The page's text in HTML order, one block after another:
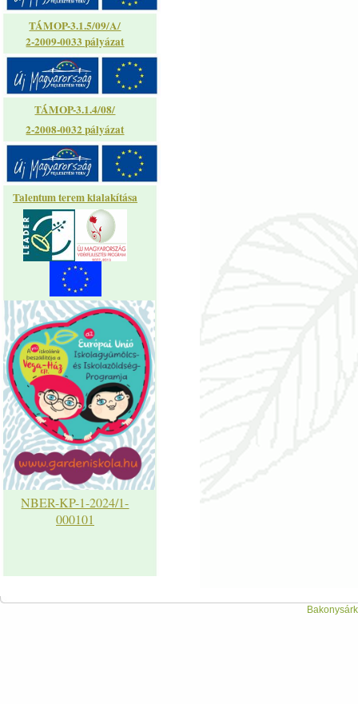
TÁMOP-3.1.5/09/A/
2-2009-0033 pályázat
TÁMOP-3.1.4/08/
2-2008-0032 pályázat
Talentum terem kialakítása
NBER-KP-1-2024/1-
000101